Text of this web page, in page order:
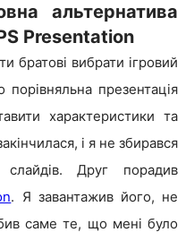
альтернатива
Presentation
братові вибрати ігровий
презентація
характеристики та
і я не збирався
Друг порадив
. Я завантажив його, не
саме те, що мені було